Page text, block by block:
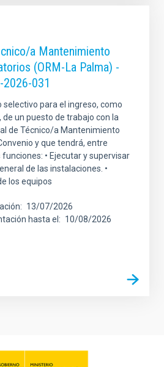
a Mantenimiento
(ORM-La Palma) -
2026-031
selectivo para el ingreso, como
un puesto de trabajo con la
de Técnico/a Mantenimiento
y que tendrá, entre
• Ejecutar y supervisar
de las instalaciones. •
los equipos
13/07/2026
hasta el
10/08/2026